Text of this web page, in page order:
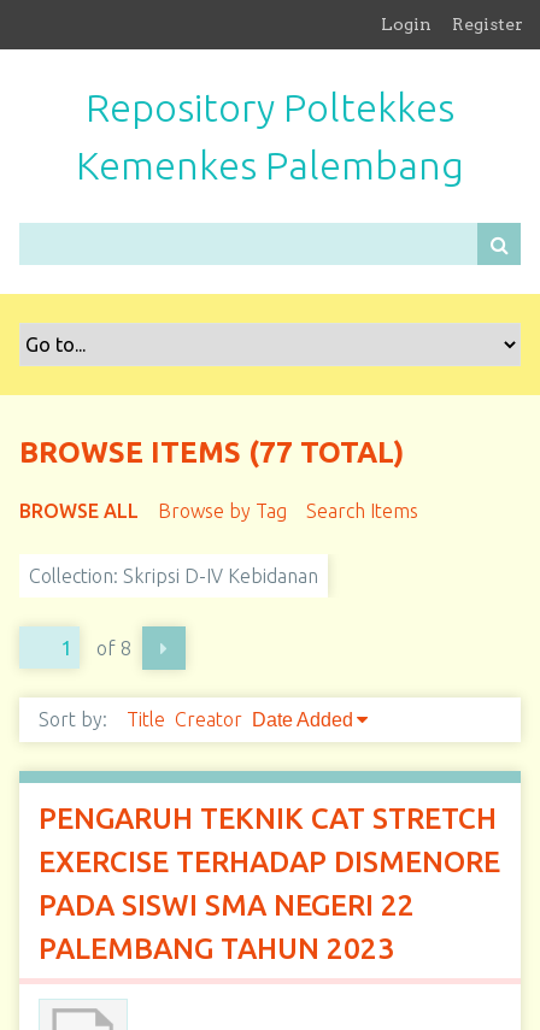
Login Register
Repository Poltekkes
Kemenkes Palembang
BROWSE ITEMS (77 TOTAL)
BROWSE ALL Browse by Tag Search Items
Collection: Skripsi D-IV Kebidanan
of 8
Sort by: Title Creator Date Added
PENGARUH TEKNIK CAT STRETCH
EXERCISE TERHADAP DISMENORE
PADA SISWI SMA NEGERI 22
PALEMBANG TAHUN 2023